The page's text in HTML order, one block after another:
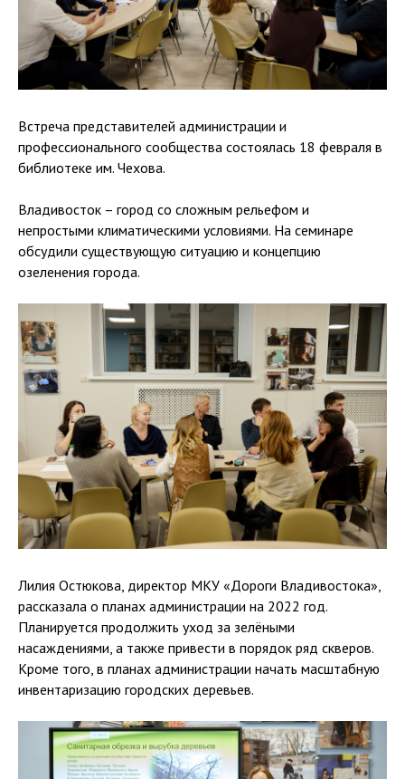
Встреча представителей администрации и
профессионального сообщества состоялась 18 февраля в
библиотеке им. Чехова.
Владивосток – город со сложным рельефом и
непростыми климатическими условиями. На семинаре
обсудили существующую ситуацию и концепцию
озеленения города.
Лилия Остюкова, директор МКУ «Дороги Владивостока»,
рассказала о планах администрации на 2022 год.
Планируется продолжить уход за зелёными
насаждениями, а также привести в порядок ряд скверов.
Кроме того, в планах администрации начать масштабную
инвентаризацию городских деревьев.